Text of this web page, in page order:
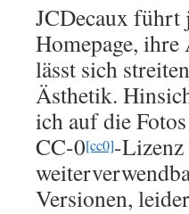
JCDecaux
Homepage, ihre
lässt sich
Ästhetik.
ich auf die
CC-0[cc0]-Lizenz
Versionen,